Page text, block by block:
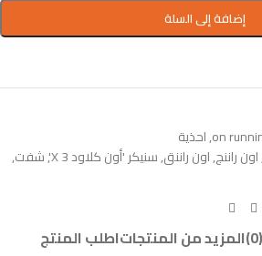
إضافة إلى السلة
on
,احذية
,اون راننج,اون راننق,سنيكر 'أون كلاود X 3' ,شفت,
المزيد من المنتجاتاطلب المنتج